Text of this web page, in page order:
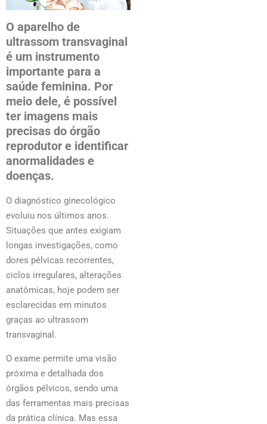
O aparelho de
ultrassom transvaginal
é um instrumento
importante para a
saúde feminina. Por
meio dele, é possível
ter imagens mais
precisas do órgão
reprodutor e identificar
anormalidades e
doenças.
O diagnóstico ginecológico
evoluiu nos últimos anos.
Situações que antes exigiam
longas investigações, como
dores pélvicas recorrentes,
ciclos irregulares, alterações
anatômicas, hoje podem ser
esclarecidas em minutos
graças ao ultrassom
transvaginal.
O exame permite uma visão
próxima e detalhada dos
órgãos pélvicos, sendo uma
das ferramentas mais precisas
da prática clínica. Mas essa